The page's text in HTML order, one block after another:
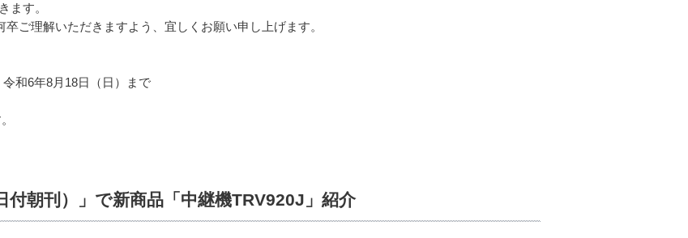
ます。
ご理解いただきますよう、宜しくお願い申し上げます。
和6年8月18日（日）まで
付朝刊）」で新商品「中継機TRV920J」紹介